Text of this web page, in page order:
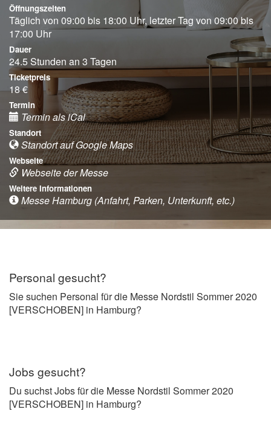
Öffnungszeiten
Täglich von 09:00 bis 18:00 Uhr, letzter Tag von 09:00 bis
17:00 Uhr
Dauer
24.5 Stunden an 3 Tagen
Ticketpreis
18 €
Termin
Termin als iCal
Standort
Standort auf Google Maps
Webseite
Webseite der Messe
Weitere Informationen
Messe Hamburg (Anfahrt, Parken, Unterkunft, etc.)
Personal gesucht?
Sie suchen Personal für die Messe Nordstil Sommer 2020
[VERSCHOBEN] in Hamburg?
Jobs gesucht?
Du suchst Jobs für die Messe Nordstil Sommer 2020
[VERSCHOBEN] in Hamburg?